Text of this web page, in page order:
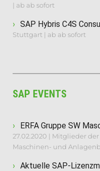
| ab ab sofort
SAP Hybris C4S
Stuttgart | ab ab sofort
SAP EVENTS
ERFA Gruppe SW
27.02.2020 | Mitglieder
Maschinen- und
Aktuelle SAP-